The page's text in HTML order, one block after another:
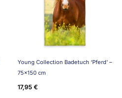
Young Collection Badetuch ‘Pferd’ –
75×150 cm
17,95 €